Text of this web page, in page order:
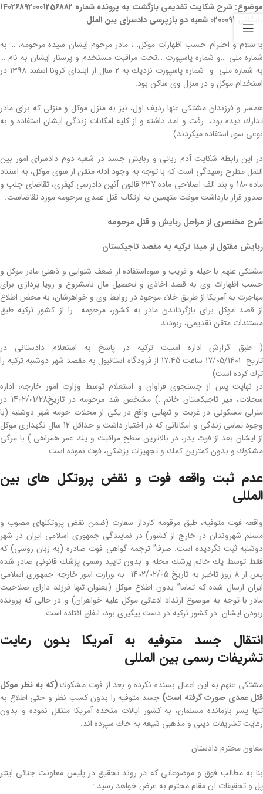
موضوع: شرح شكایت تقدیمی بازگشت به پرونده شماره 140268920001256882
با سلام و احترام حسب اظهارات موكل…، مادر مرحوم ایشان سیده مرحومه، … به
شماره ملی …و شماره پاسپورت …تحت مراقبت مستخدم و پرستار ایشان به نام …
به شماره ملی و شماره پاسپورت نزدیك به 2 سال از ابتدای كرونا اسفند 1398 در
استخدام موكل و در منزل وی ساكن بود.
همسر و فرزندان مشتكی عنها ردیف اول، نیز به منزل موكل و منزلی كه برای مادر
تدارك دیده بود، رفت و آمد داشته و از كلیه امكانات زندگی ایشان استفاده و به
نوعی سوء استفاده میكردند)
در این رابطه شكایت آدم ربائی و ربایش جسد در شعبه دوم دادسرای امور بین
اللمل مطرح رسیدگی است كه با توجه به وجود ادله متقن از سوی موكل، به استناد
ماده 180 و بند الف اصلاحی ماده 237 قانون آئین دادرسی كیفری، تقاضای جلب و
صدور قرار بازداشت موقت متهمین به ارتكاب قتل عمدی مرحومه مورد تقاضاست.
شرح مختصری از مراحل ربایش و قتل مرحومه
ربایش مقتول از مبدا تركیه به مقصد تاجیكستان
مشتكی عنهم با حیله و فریب و سوءاستفاده از ضعف شنوایی و ذهنی مادر موكل و
حسب اظهارات وی به قصد اخاذی و تحصیل مال نامشروع و رویا پردازی برای
مهاجرت به آمریكا از طریق خلاء موجود در روابط وی و خواهرشان، به محض اطلاع
از قصد موكل برای بازگرداندن مادر به كشور، مرحومه را از كشور تركیه طبق
مستندات متقن تقدیمی، ربودند.
( طبق گزارش اداره امنیت تركیه در پاسخ به استعلام دادستانی در
تاریخ 17/05/1401 ساعت 17:45 از فرودگاه استانبول به مقصد شهر دوشنبه تركیه را
ترك كرده است)
در نهایت پس از جستجوی فراوان و استعلام توسط وزارت امور خارجه، اداره
سجلات، میز تاجیكستان خانم…) مشخص شد مرحومه در تاریخ1402/01/28 در
منزلی مسكونی در غربت و تنهایی واقع در یكی از محلات حومه شهر دوشنبه (با
وجود تمامی زندگی و امكاناتی كه در اختیار داشت و حداقل 12 سال نگهداری موكل
از ایشان بعد از فوت پدر، در بالاترین سطح مراقبت و یك عمر همراهی ) با مرگی
مشكوك و بدون كمترین كمك و تجهیزات پزشكی، فوت نموده است.
عدم ثبت واقعه فوت و نقض پروتكل های بین
المللی
واقعه فوت متوفیه، طبق مرقومه كاردار سفارت (ضمن نقض پروتكلهای مصوب و
مسلم شهروندان در خارج از كشور) در نمایندگی جمهوری اسلامی ایران در شهر
دوشنبه ثبت نگردیده است. صرفا” ترجمه گواهی فوت صادره (به زبان روسی) كه
فقط توسط یك خانم پزشك محله و بدون تایید رسمی پزشك قانونی صادر شده
پس از 8 روز تاخیر به تاریخ 1402/02/05 به وزارت امور خارجه جمهوری اسلامی
ایران ارسال شده كه تماما” بدون اطلاع موكل (بعنوان تنها فرزند دارای صلاحیت
مادر با توجه به موضوع ارتداد ادعائی موكل علیه خواهران) و در حالی كه پرونده
ربودن ایشان در كشور تركیه در دست پیگیری بود، اتفاق افتاده است.
انتقال جسد متوفیه به آمریكا بدون رعایت
تشریفات رسمی بین المللی
مشتكی عنهم به این اعمال بسنده نكرده و بعد از فوت مشكوك(كه به نظر موكل
قتل عمدی صورت گرفته است)جسد متوفیه را بدون كسب نظر و حتی اطلاع به
تنها پسر بازمانده مسلمان، به كشور ایالات متحده آمریكا منتقل نموده و بدون
رعایت تشریفات دینی و مذهبی شیعه به خاك سپرده اند.
معاون محترم دادستان
بنا به مطالب فوق و موضوعاتی كه در روند تحقیق در پلیس معاونت جنائی اینتر
پل و تحقیقات آن مقام محترم به عرض خواهد رسید.: